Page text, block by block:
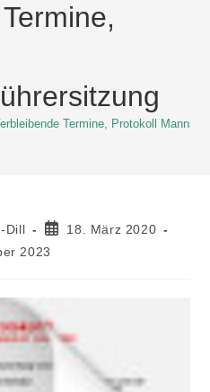
Termine, Protokoll
Dill
18. März 2020
2023